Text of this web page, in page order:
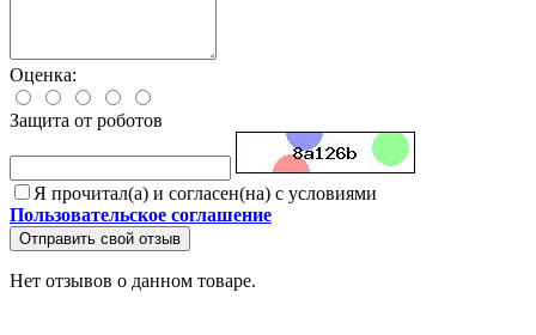
Оценка:
Защита от роботов
Я прочитал(а) и согласен(на) с условиями
Пользовательское соглашение
Отправить свой отзыв
Нет отзывов о данном товаре.